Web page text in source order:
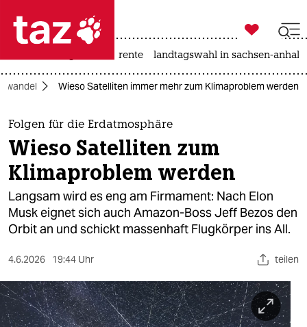
 taz zahl ich
taz zahl ich
themen
politik
öko
gesellschaft
sport
berlin

taz zahl ich
rente landtagswahl in sachsen-anhalt
Wieso Satelliten immer mehr zum Klimaproblem werden
Folgen für die Erdatmosphäre
Wieso Satelliten zum
Klimaproblem werden
Langsam wird es eng am Firmament: Nach Elon
Musk eignet sich auch Amazon-Boss Jeff Bezos den
Orbit an und schickt massenhaft Flugkörper ins All.
4.6.2026 19:44 Uhr teilen